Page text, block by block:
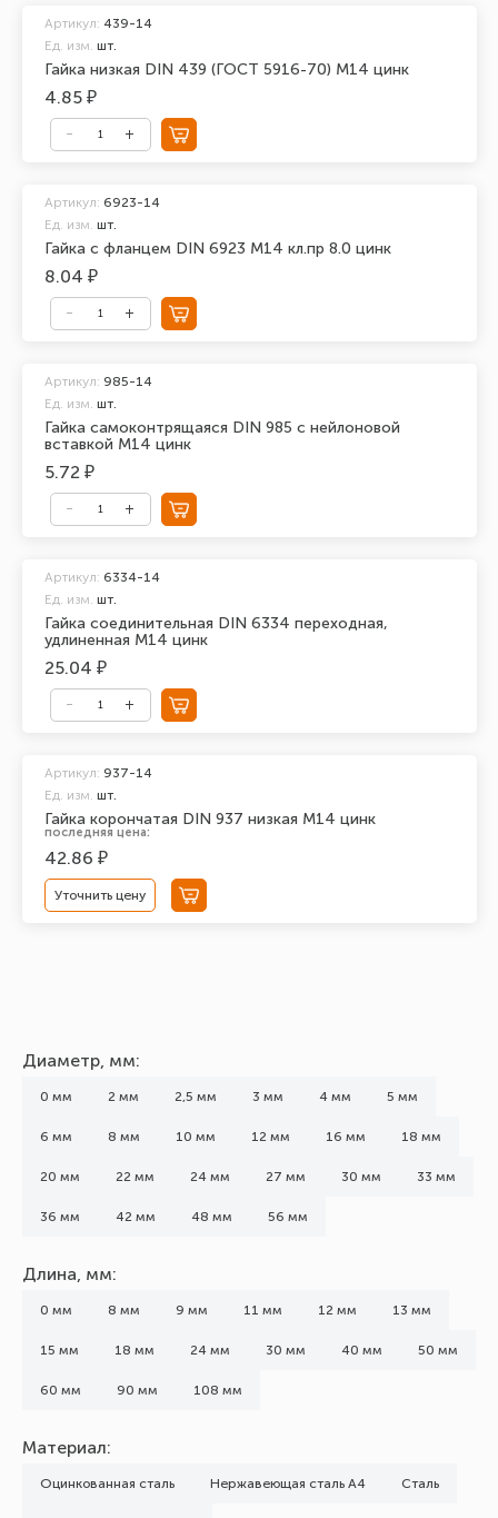
Гайка низкая DIN 439 (ГОСТ 5916-70) М14 цинк
Артикул: 439-14
Ед. изм. шт.
4.85 ₽
Гайка с фланцем DIN 6923 М14 кл.пр 8.0 цинк
Артикул: 6923-14
Ед. изм. шт.
8.04 ₽
Гайка самоконтрящаяся DIN 985 с нейлоновой
вставкой М14 цинк
Артикул: 985-14
Ед. изм. шт.
5.72 ₽
Гайка соединительная DIN 6334 переходная,
удлиненная М14 цинк
Артикул: 6334-14
Ед. изм. шт.
25.04 ₽
Гайка корончатая DIN 937 низкая М14 цинк
Артикул: 937-14
Ед. изм. шт.
последняя цена:
42.86 ₽
Уточнить цену
Диаметр, мм:
0 мм 2 мм 2,5 мм 3 мм 4 мм 5 мм
6 мм 8 мм 10 мм 12 мм 16 мм 18 мм
20 мм 22 мм 24 мм 27 мм 30 мм 33 мм
36 мм 42 мм 48 мм 56 мм
Длина, мм:
0 мм 8 мм 9 мм 11 мм 12 мм 13 мм
15 мм 18 мм 24 мм 30 мм 40 мм 50 мм
60 мм 90 мм 108 мм
Материал:
Оцинкованная сталь Нержавеющая сталь А4 Сталь